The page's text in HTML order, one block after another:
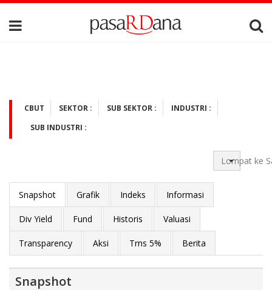
CBUT SEKTOR : SUB SEKTOR :
INDUSTRI :
SUB INDUSTRI :
Lompat ke
Snapshot Grafik Indeks Informasi
Div Yield Fund Historis Valuasi
Transparency Aksi Trns 5% Berita
Snapshot